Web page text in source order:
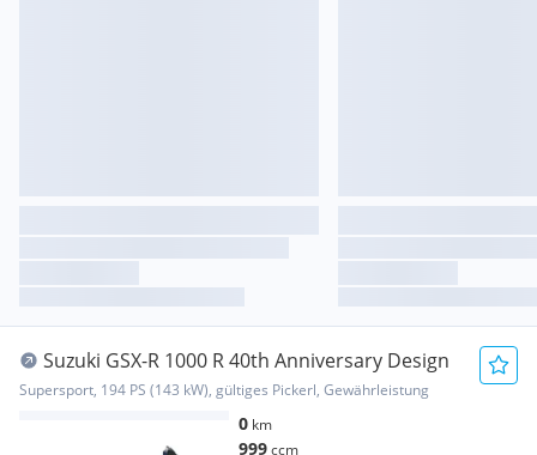
Suzuki GSX-R 1000 R 40th Anniversary Design
Supersport, 194 PS (143 kW), gültiges Pickerl, Gewährleistung
0 km
999ccm